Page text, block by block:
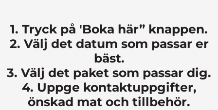
1. Tryck på 'Boka här” knappen.
2. Välj det datum som passar er
bäst.
3. Välj det paket som passar dig.
4. Uppge kontaktuppgifter,
önskad mat och tillbehör.